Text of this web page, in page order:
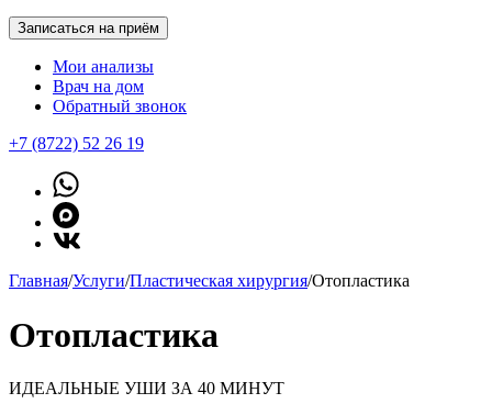
Записаться на приём
Мои анализы
Врач на дом
Обратный звонок
+7 (8722) 52 26 19
Главная/Услуги/Пластическая хирургия/Отопластика
Отопластика
ИДЕАЛЬНЫЕ УШИ ЗА 40 МИНУТ